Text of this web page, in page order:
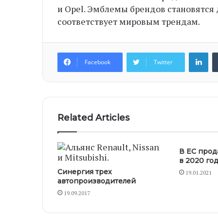
и Opel. Эмблемы брендов
соответствует мировым трендам.
Facebook Twitter
Related Articles
Синергия трех
автопроизводителей
19.09.2017
В ЕС
в 2020
19.01.2021